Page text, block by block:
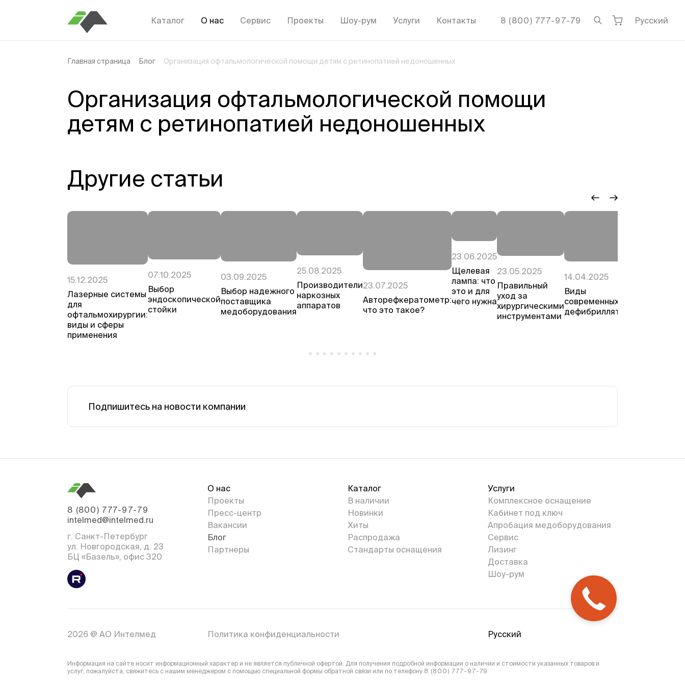
Каталог О нас Сервис Проекты Шоу-рум Услуги Контакты 8 (800) 777-97-79 Русский
Главная страница Блог Организация офтальмологической помощи детям с ретинопатией недоношенных
Организация офтальмологической помощи
детям с ретинопатией недоношенных
Другие статьи
15.12.2025
Лазерные системы
для
офтальмохирургии:
виды и сферы
применения
07.10.2025
Выбор
эндоскопической
стойки
03.09.2025
Выбор надежного
поставщика
медоборудования
25.08.2025
Производители
наркозных
аппаратов
23.07.2025
Авторефкератометр:
что это такое?
23.06.2025
Щелевая
лампа: что
это и для
чего нужна
23.05.2025
Правильный
уход за
хирургическими
инструментами
14.04.2025
Виды
современных
дефибрилляторов
Подпишитесь на новости компании
8 (800) 777-97-79
intelmed@intelmed.ru
г. Санкт-Петербург
ул. Новгородская, д. 23
БЦ «Базель», офис 320
О нас
Проекты
Пресс-центр
Вакансии
Блог
Партнеры
Каталог
В наличии
Новинки
Хиты
Распродажа
Стандарты оснащения
Услуги
Комплексное оснащение
Кабинет под ключ
Апробация медоборудования
Сервис
Лизинг
Доставка
Шоу-рум
2026 @ АО Интелмед Политика конфиденциальности Русский
Информация на сайте носит информационный характер и не является публичной офертой. Для получения подробной информации о наличии и стоимости указанных товаров и
услуг, пожалуйста, свяжитесь с нашим менеджером с помощью специальной формы обратной связи или по телефону 8 (800) 777-97-79